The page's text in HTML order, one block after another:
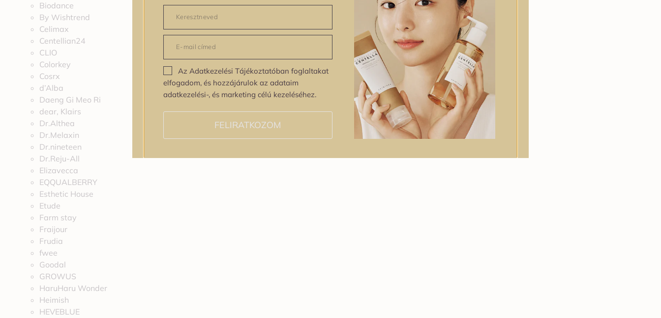
Biodance
By Wishtrend
Celimax
Centellian24
CLIO
Colorkey
Cosrx
d’Alba
Daeng Gi Meo Ri
dear, Klairs
Dr.Althea
Dr.Melaxin
Dr.nineteen
Dr.Reju-All
Elizavecca
EQQUALBERRY
Esthetic House
Etude
Farm stay
Fraijour
Frudia
fwee
Goodal
GROWUS
HaruHaru Wonder
Heimish
HEVEBLUE
Az Adatkezelési Tájékoztatóban foglaltakat
elfogadom, és hozzájárulok az adataim
adatkezelési-, és marketing célú kezeléséhez.
FELIRATKOZOM